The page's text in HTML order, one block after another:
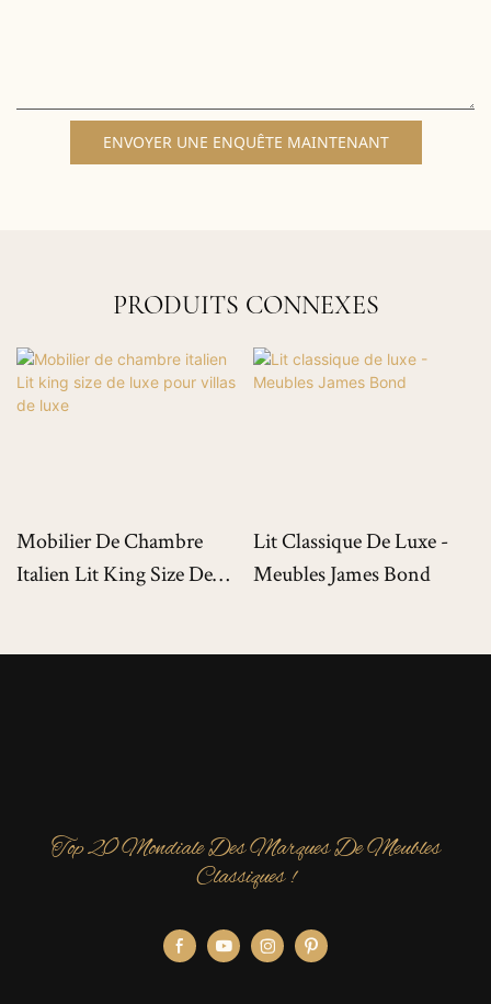
ENVOYER UNE ENQUÊTE MAINTENANT
PRODUITS CONNEXES
Mobilier De Chambre
Italien Lit King Size De
Lit Classique De Luxe -
Meubles James Bond
Top 20 Mondiale Des Marques De Meubles
Classiques !